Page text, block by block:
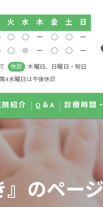
火 水 木 金 土
日
○ ○ ー ○ ○
ー
○ ※ ー ○ ○ ー
休診 木曜日、日曜日・祝日
4水曜日は午後休診
検査
紹介
医師紹介
院内紹介
Q＆A 診療時間
のペー